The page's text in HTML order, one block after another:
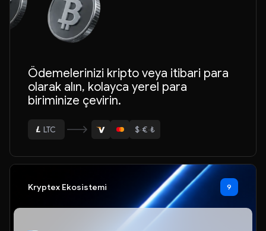
Ödemelerinizi kripto veya itibari para
olarak alın, kolayca yerel para
biriminize çevirin.
ETH
LTC
$·€·₺
Kryptex Ekosistemi 9